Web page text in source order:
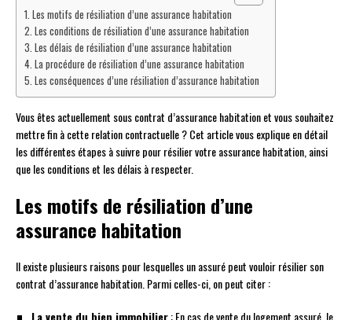
Les motifs de résiliation d’une assurance habitation
Les conditions de résiliation d’une assurance habitation
Les délais de résiliation d’une assurance habitation
La procédure de résiliation d’une assurance habitation
Les conséquences d’une résiliation d’assurance habitation
Vous êtes actuellement sous contrat d’assurance habitation et vous souhaitez
mettre fin à cette relation contractuelle ? Cet article vous explique en détail
les différentes étapes à suivre pour résilier votre assurance habitation, ainsi
que les conditions et les délais à respecter.
Les motifs de résiliation d’une
assurance habitation
Il existe plusieurs raisons pour lesquelles un assuré peut vouloir résilier son
contrat d’assurance habitation. Parmi celles-ci, on peut citer :
La vente du bien immobilier: En cas de vente du logement assuré, le